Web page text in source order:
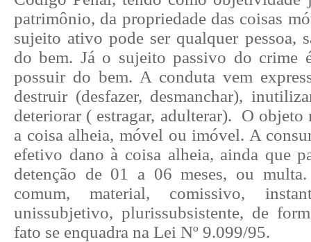
patrimônio, da propriedade das coisas
sujeito ativo pode ser qualquer pessoa,
do bem. Já o sujeito passivo do crime
possuir do bem. A conduta vem
destruir (desfazer, desmanchar),
deteriorar ( estragar, adulterar). O objeto
a coisa alheia, móvel ou imóvel. A
efetivo dano à coisa alheia, ainda que
detenção de 01 a 06 meses, ou
comum, material, comissivo,
unissubjetivo, plurissubsistente, de
fato se enquadra na Lei Nº 9.099/95.